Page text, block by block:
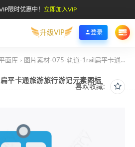
限时优惠中！ 立即加入VIP
升级VIP 登录
面库 > 图片素材-075-轨道-1rail扁平卡通旅游旅行游记元素图标
喜欢收藏:
平卡通旅游旅行游记元素图标